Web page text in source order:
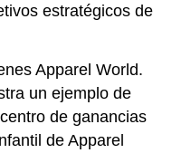
estratégicos de
Apparel World.
un ejemplo de
de ganancias
de Apparel